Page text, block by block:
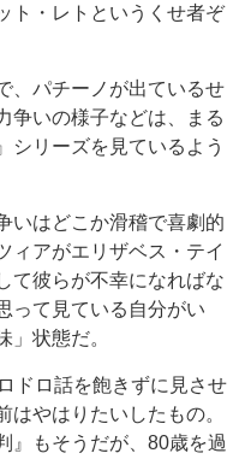
ト・レトというくせ者ぞ
、パチーノが出ているせ
争いの様子などは、まる
シリーズを見ているよう
いはどこか滑稽で喜劇的
ィアがエリザベス・テイ
て彼らが不幸になればな
って見ている自分がい
」状態だ。
ドロ話を飽きずに見させ
はやはりたいしたもの。
』もそうだが、80歳を過